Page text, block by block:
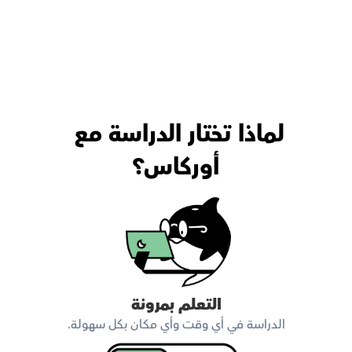
أوركاس؟
التعلم بمرونة
الدراسة في أي وقت وأي مكان بكل سهولة.